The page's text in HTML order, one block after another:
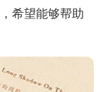
希望能够帮助